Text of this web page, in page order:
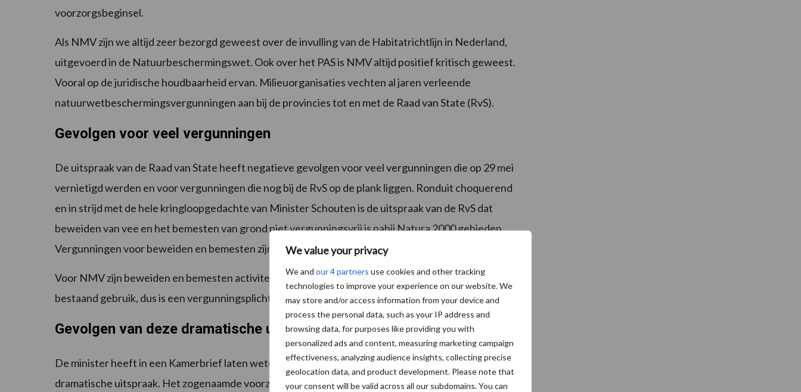
We value your privacy
We and our 4 partners use cookies and other tracking
technologies to improve your experience on our website. We
may store and/or access information from your device and
process the personal data, such as your IP address and
browsing data, for purposes like providing you with
personalized ads and content, measuring marketing campaign
effectiveness, analyzing audience insights, collecting precise
geolocation data, and product development. Please note that
your consent will be valid across all our subdomains. You can
voorzorgsbeginsel.
Als NMV zijn we altijd zeer bezorgd geweest over de invulling van de Habitatrichtlijn in Nederland,
uitgevoerd in de Natuurbeschermingswet. Ook over het PAS is NMV altijd positief kritisch geweest.
Vooral op de juridische houdbaarheid ervan. Milieuorganisaties vechten al jaren verleende
natuurwetbeschermingsvergunningen aan bij de provincies tot en met de Raad van State (RvS).
Gevolgen voor veel vergunningen
De uitspraak van de Raad van State heeft negatieve gevolgen voor veel vergunningen die op 29 mei
vernietigd werden en voor vergunningen die nog bij de RvS op de plank liggen. Ronduit choquerend
en in strijd met de hele kringloopgedachte van Minister Schouten is de uitspraak van de RvS dat
beweiden van vee en het bemesten van grond niet vergunningsvrij is nabij Natura 2000 gebieden.
Vergunningen voor beweiden en bemesten zijn nooit aan de orde geweest.
Voor NMV zijn beweiden en bemesten activiteiten die altijd al plaats hebben gevonden, zijnde
bestaand gebruik, dus is een vergunningsplicht onacceptabel !
Gevolgen van deze dramatische uitspraak
De minister heeft in een Kamerbrief laten weten snel terug te komen op de gevolgen van deze
dramatische uitspraak. Het zogenaamde voorzorgbeginsel uit de Habitatrichtlijn betekent dat